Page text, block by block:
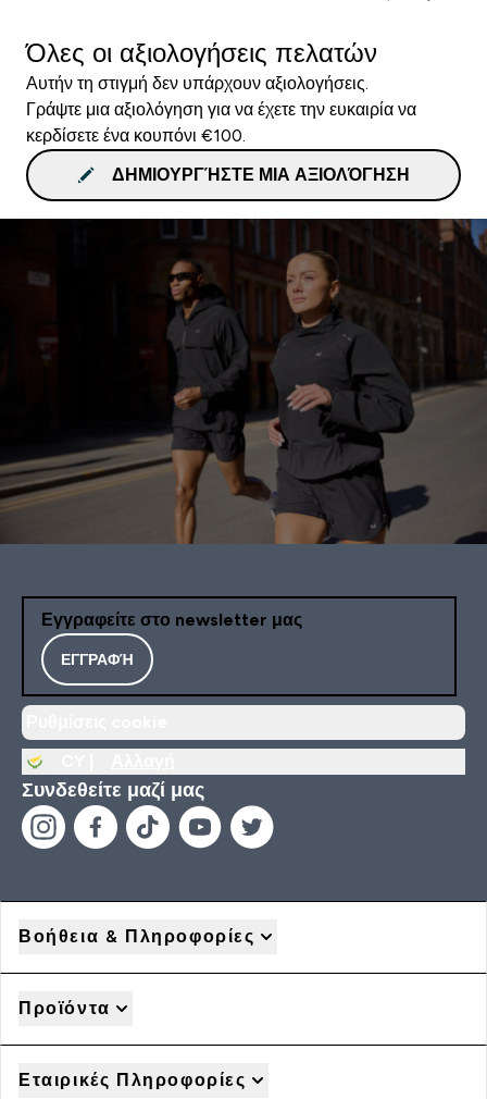
Όλες οι αξιολογήσεις πελατών
Αυτήν τη στιγμή δεν υπάρχουν αξιολογήσεις.
Γράψτε μια αξιολόγηση για να έχετε την ευκαιρία να
κερδίσετε ένα κουπόνι €100.
ΔΗΜΙΟΥΡΓΉΣΤΕ ΜΙΑ ΑΞΙΟΛΌΓΗΣΗ
Εγγραφείτε στο newsletter μας
ΕΓΓΡΑΦΉ
Συνδεθείτε μαζί μας
Βοήθεια & Πληροφορίες
Προϊόντα
Εταιρικές Πληροφορίες